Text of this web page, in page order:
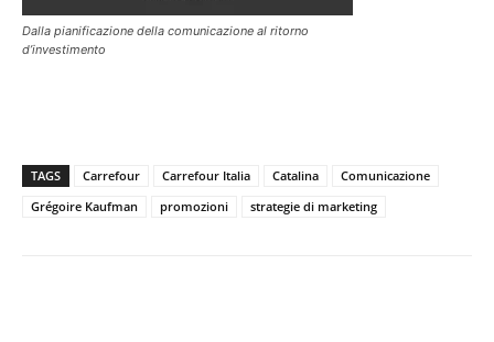
Dalla pianificazione della comunicazione al ritorno
d’investimento
TAGS Carrefour Carrefour Italia Catalina
Comunicazione
Grégoire Kaufman
promozioni strategie di marketing